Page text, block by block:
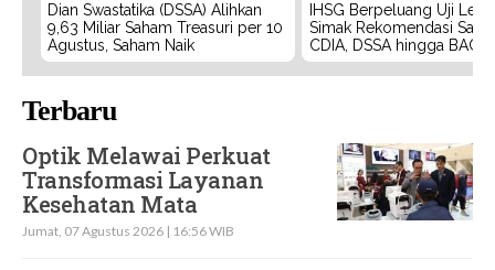
Dian Swastatika (DSSA) Alihkan
9,63 Miliar Saham Treasuri per 10
Agustus, Saham Naik
IHSG Berpeluang Uji
Simak Rekomendasi
CDIA, DSSA hingga BACH
Terbaru
Optik Melawai Perkuat
Transformasi Layanan
Kesehatan Mata
Jumat, 07 Agustus 2026 | 16:56 WIB